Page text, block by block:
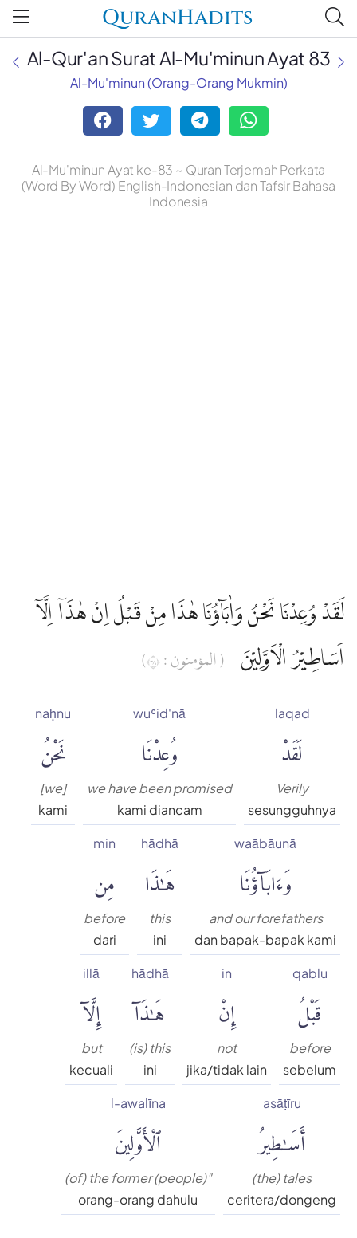
QuranHadits
Al-Qur'an Surat Al-Mu'minun Ayat 83
Al-Mu'minun (Orang-Orang Mukmin)
Al-Mu'minun Ayat ke-83 ~ Quran Terjemah Perkata
(Word By Word) English-Indonesian dan Tafsir Bahasa
Indonesia
لَقَدْ وُعِدْنَا نَحْنُ وَاٰبَاۤؤُنَا هٰذَا مِنْ قَبْلُ اِنْ هٰذَآ اِلَّآ
اَسَاطِيْرُ الْاَوَّلِيْنَ
( المؤمنون : ٨٣)
laqad
لَقَدْ
Verily
sesungguhnya
wuʿid'nā
وُعِدْنَا
we have been promised
kami diancam
naḥnu
نَحْنُ
[we]
kami
waābāunā
وَءَابَآؤُنَا
and our forefathers
dan bapak-bapak kami
hādhā
هَٰذَا
this
ini
min
مِن
before
dari
qablu
قَبْلُ
before
sebelum
in
إِنْ
not
jika/tidak lain
hādhā
هَٰذَآ
(is) this
ini
illā
إِلَّآ
but
kecuali
asāṭīru
أَسَٰطِيرُ
(the) tales
ceritera/dongeng
l-awalīna
ٱلْأَوَّلِينَ
(of) the former (people)"
orang-orang dahulu